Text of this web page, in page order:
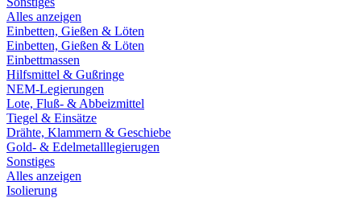
Alles anzeigen
Einbetten, Gießen & Löten
Einbetten, Gießen & Löten
Einbettmassen
Hilfsmittel & Gußringe
NEM-Legierungen
Lote, Fluß- & Abbeizmittel
Tiegel & Einsätze
Drähte, Klammern & Geschiebe
Gold- & Edelmetalllegierugen
Sonstiges
Alles anzeigen
Isolierung